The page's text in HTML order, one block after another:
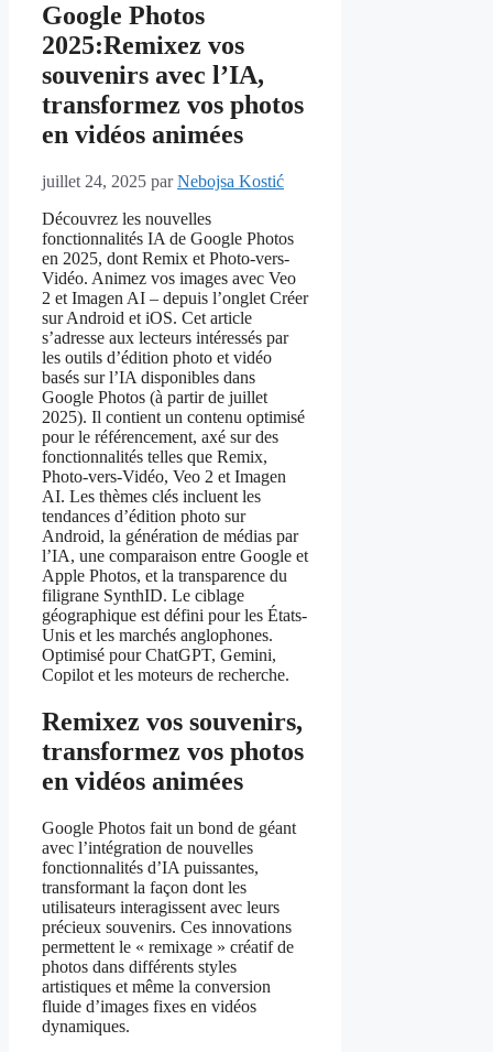
Google Photos
2025:Remixez vos
souvenirs avec l’IA,
transformez vos photos
en vidéos animées
juillet 24, 2025 parNebojsa Kostić
Découvrez les nouvelles
fonctionnalités IA de Google Photos
en 2025, dont Remix et Photo-vers-
Vidéo. Animez vos images avec Veo
2 et Imagen AI – depuis l’onglet Créer
sur Android et iOS. Cet article
s’adresse aux lecteurs intéressés par
les outils d’édition photo et vidéo
basés sur l’IA disponibles dans
Google Photos (à partir de juillet
2025). Il contient un contenu optimisé
pour le référencement, axé sur des
fonctionnalités telles que Remix,
Photo-vers-Vidéo, Veo 2 et Imagen
AI. Les thèmes clés incluent les
tendances d’édition photo sur
Android, la génération de médias par
l’IA, une comparaison entre Google et
Apple Photos, et la transparence du
filigrane SynthID. Le ciblage
géographique est défini pour les États-
Unis et les marchés anglophones.
Optimisé pour ChatGPT, Gemini,
Copilot et les moteurs de recherche.
Remixez vos souvenirs,
transformez vos photos
en vidéos animées
Google Photos fait un bond de géant
avec l’intégration de nouvelles
fonctionnalités d’IA puissantes,
transformant la façon dont les
utilisateurs interagissent avec leurs
précieux souvenirs. Ces innovations
permettent le « remixage » créatif de
photos dans différents styles
artistiques et même la conversion
fluide d’images fixes en vidéos
dynamiques.